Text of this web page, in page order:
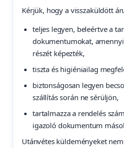
Kérjük, hogy a visszaküldött
teljes legyen, beleértve a
dokumentumokat,
részét képezték,
tiszta és higiéniailag
biztonságosan legyen
szállítás során ne sérüljön,
tartalmazza a rendelés
igazoló dokumentum
Utánvétes küldeményeket